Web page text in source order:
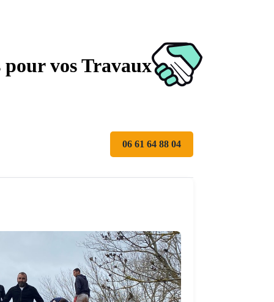
vos Travaux
06 61 64 88 04